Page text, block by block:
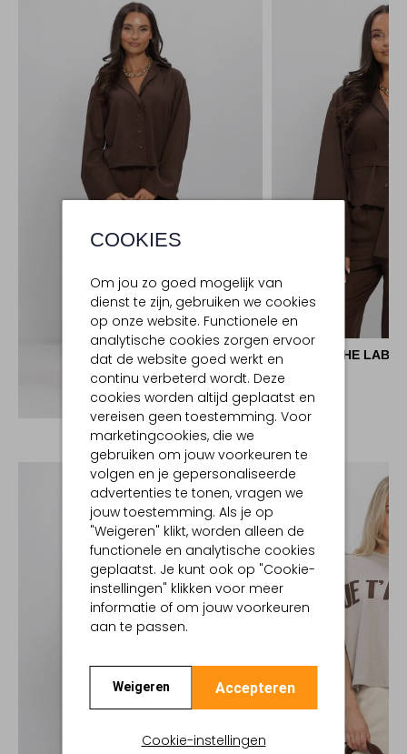
COOKIES
Om jou zo goed mogelijk van
dienst te zijn, gebruiken we cookies
op onze website. Functionele en
analytische cookies zorgen ervoor
dat de website goed werkt en
continu verbeterd wordt. Deze
cookies worden altijd geplaatst en
vereisen geen toestemming. Voor
marketingcookies, die we
gebruiken om jouw voorkeuren te
volgen en je gepersonaliseerde
advertenties te tonen, vragen we
jouw toestemming. Als je op
"Weigeren" klikt, worden alleen de
functionele en analytische cookies
geplaatst. Je kunt ook op "Cookie-
instellingen" klikken voor meer
informatie of om jouw voorkeuren
aan te passen.
Weigeren Accepteren
Cookie-instellingen
Ontdek de look
AIMEE THE LABEL
€ 129,99